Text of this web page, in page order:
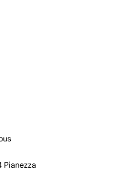
Pianezza